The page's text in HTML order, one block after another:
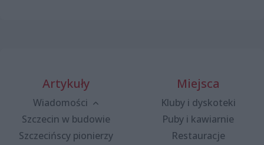
Artykuły
Wiadomości
Szczecin w budowie
Szczecińscy pionierzy
Miejsca
Kluby i dyskoteki
Puby i kawiarnie
Restauracje